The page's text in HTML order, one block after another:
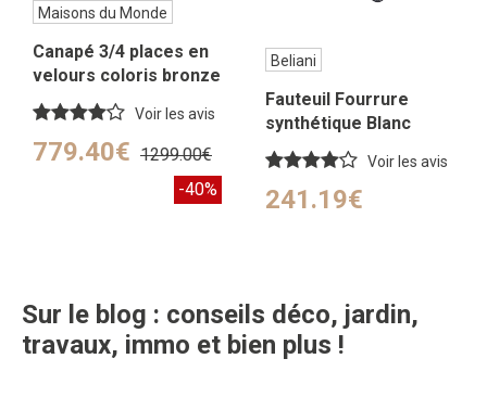
Maisons du Monde
Canapé 3/4 places en
velours coloris bronze
Voir les avis
779.40€ 1299.00€
-40%
Beliani
Fauteuil Fourrure
synthétique Blanc
Voir les avis
241.19€
Sur le blog : conseils déco, jardin,
travaux, immo et bien plus !